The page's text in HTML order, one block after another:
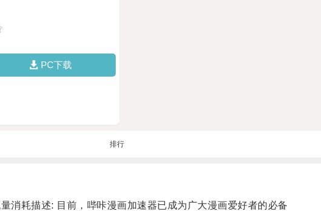
PC下载
排行
耗描述: 目前，哔咔漫画加速器已成为广大漫画爱好者的必备